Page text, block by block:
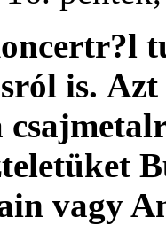
is.
csajmetal
vagy